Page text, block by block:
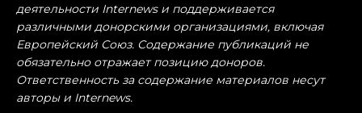
деятельности Internews и поддерживается
различными донорскими организациями, включая
Европейский Союз. Содержание публикаций не
обязательно отражает позицию доноров.
Ответственность за содержание материалов несут
авторы и Internews.